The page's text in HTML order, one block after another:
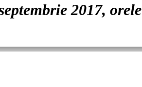
2017, orele